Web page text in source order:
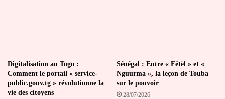
Digitalisation au Togo :
Comment le portail « service-
public.gouv.tg » révolutionne la
vie des citoyens
Sénégal : Entre « Fëtël » et «
Nguurma », la leçon de Touba
sur le pouvoir
28/07/2026